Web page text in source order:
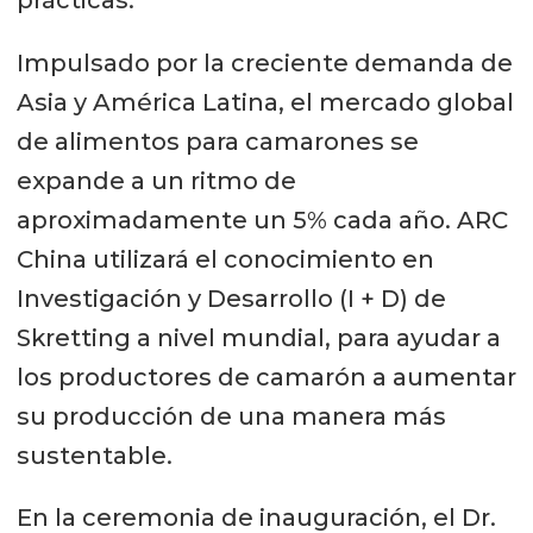
Impulsado por la creciente demanda de
Asia y América Latina, el mercado global
de alimentos para camarones se
expande a un ritmo de
aproximadamente un 5% cada año. ARC
China utilizará el conocimiento en
Investigación y Desarrollo (I + D) de
Skretting a nivel mundial, para ayudar a
los productores de camarón a aumentar
su producción de una manera más
sustentable.
En la ceremonia de inauguración, el Dr.